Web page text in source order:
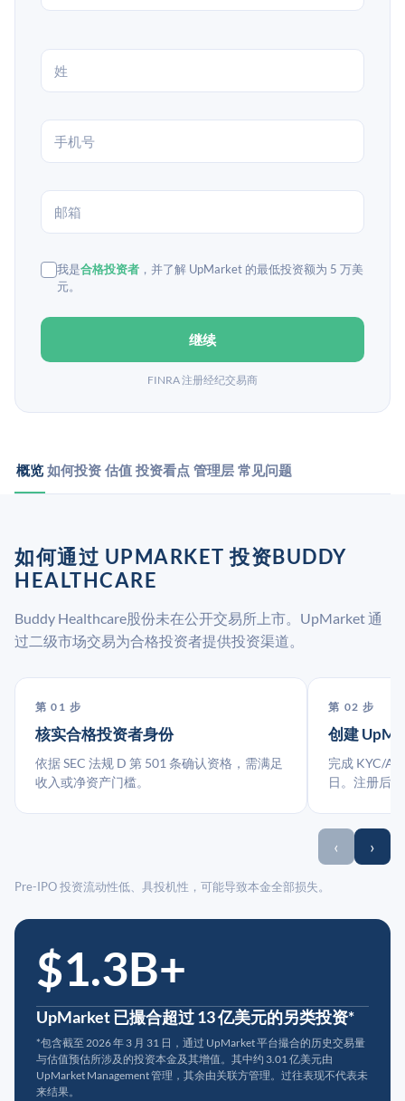
我是合格投资者 ，并了解 UpMarket 的最低投资额为 5 万美
元。
继续
FINRA 注册经纪交易商
概览 如何投资 估值 投资看点 管理层 常见问题
如何通过 UPMARKET 投资BUDDY
HEALTHCARE
Buddy Healthcare股份未在公开交易所上市。UpMarket 通
过二级市场交易为合格投资者提供投资渠道。
第 01 步
核实合格投资者身份
依据 SEC 法规 D 第 501 条确认资格，需满足
收入或净资产门槛。
第 02 步
创建
完成 KYC/
日。注册后
‹ ›
Pre-IPO 投资流动性低、具投机性，可能导致本金全部损失。
$1.3B+
UpMarket 已撮合超过 13 亿美元的另类投资*
*包含截至 2026 年 3 月 31 日，通过 UpMarket 平台撮合的历史交易量
与估值预估所涉及的投资本金及其增值。其中约 3.01 亿美元由
UpMarket Management 管理，其余由关联方管理。过往表现不代表未
来结果。